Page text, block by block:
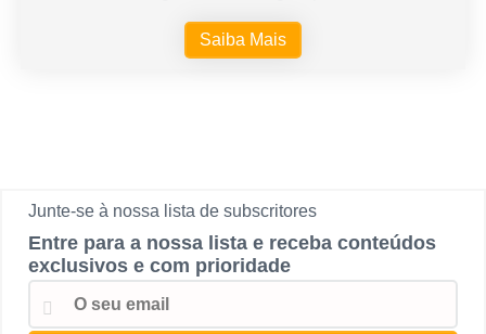
Saiba Mais
Junte-se à nossa lista de subscritores
Entre para a nossa lista e receba conteúdos
exclusivos e com prioridade